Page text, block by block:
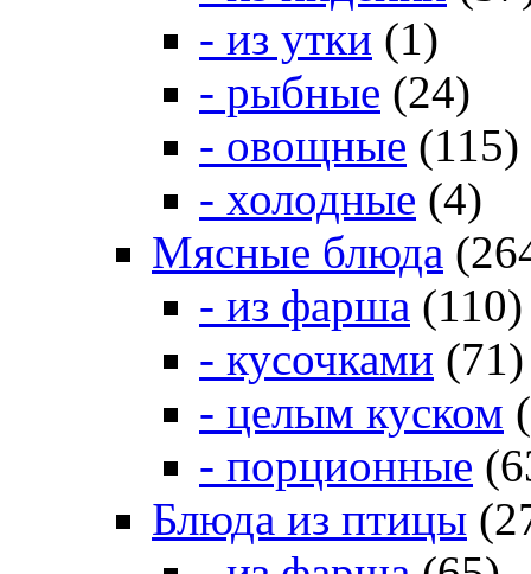
- из утки (1)
- рыбные (24)
- овощные (115)
- холодные (4)
Мясные блюда
- из фарша (110)
- кусочками (71)
- целым куском
- порционные
Блюда из птицы